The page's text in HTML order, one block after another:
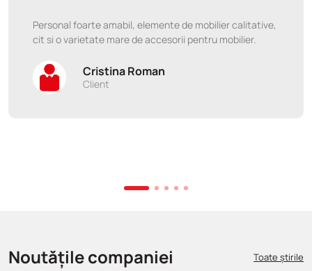
Personal foarte amabil, elemente de mobilier calitative,
cit si o varietate mare de accesorii pentru mobilier.
Cristina Roman
Client
Noutățile companiei Toate știrile